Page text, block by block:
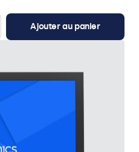
Ajouter au panier